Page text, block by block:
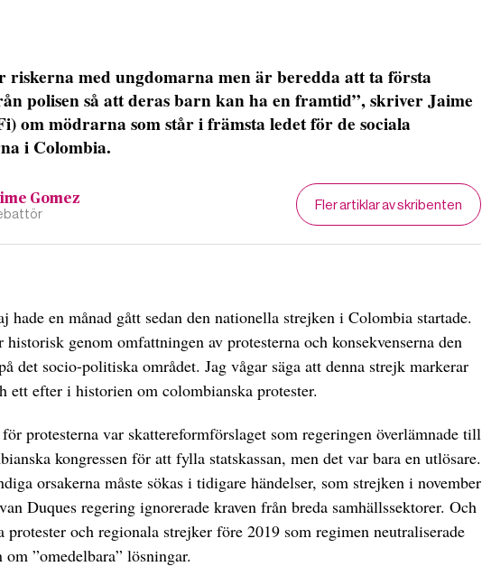
riskerna med ungdomarna men är beredda att ta första
polisen så att deras barn kan ha en framtid”, skriver Jaime
om mödrarna som står i främsta ledet för de sociala
i Colombia.
Gomez
Fler artiklar av skribenten
hade en månad gått sedan den nationella strejken i Colombia startade.
historisk genom omfattningen av protesterna och konsekvenserna den
det socio-politiska området. Jag vågar säga att denna strejk markerar
ett efter i historien om colombianska protester.
protesterna var skattereformförslaget som regeringen överlämnade till
kongressen för att fylla statskassan, men det var bara en utlösare.
orsakerna måste sökas i tidigare händelser, som strejken i november
Duques regering ignorerade kraven från breda samhällssektorer. Och
protester och regionala strejker före 2019 som regimen neutraliserade
”omedelbara” lösningar.